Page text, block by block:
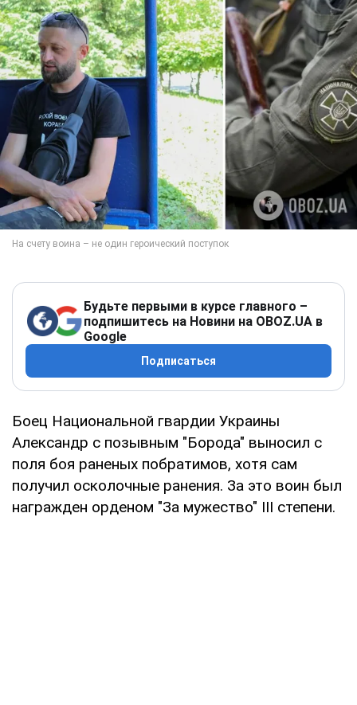
Будьте первыми в курсе главного –
подпишитесь на Новини на OBOZ.UA в
Google
Подписаться
Боец Национальной гвардии Украины
Александр с позывным "Борода" выносил с
поля боя раненых побратимов, хотя сам
получил осколочные ранения. За это воин был
награжден орденом "За мужество" III степени.